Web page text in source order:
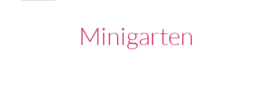
Minigarten